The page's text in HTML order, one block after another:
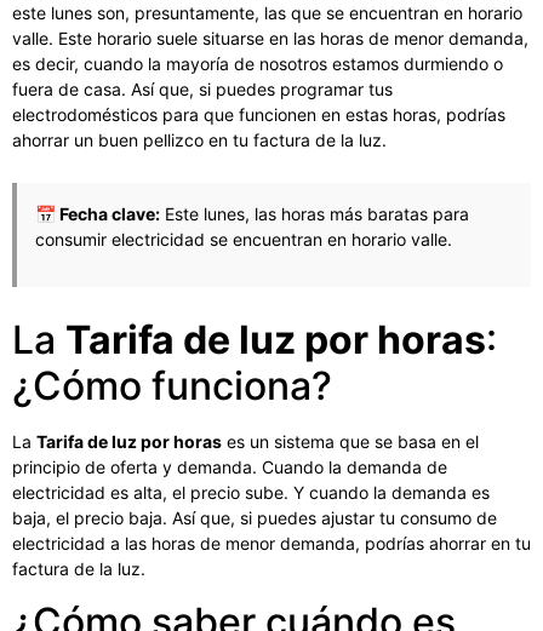
este lunes son, presuntamente, las que se encuentran en horario
valle. Este horario suele situarse en las horas de menor demanda,
es decir, cuando la mayoría de nosotros estamos durmiendo o
fuera de casa. Así que, si puedes programar tus
electrodomésticos para que funcionen en estas horas, podrías
ahorrar un buen pellizco en tu factura de la luz.
📅 Fecha clave: Este lunes, las horas más baratas para
consumir electricidad se encuentran en horario valle.
La Tarifa de luz por horas:
¿Cómo funciona?
La Tarifa de luz por horas es un sistema que se basa en el
principio de oferta y demanda. Cuando la demanda de
electricidad es alta, el precio sube. Y cuando la demanda es
baja, el precio baja. Así que, si puedes ajustar tu consumo de
electricidad a las horas de menor demanda, podrías ahorrar en tu
factura de la luz.